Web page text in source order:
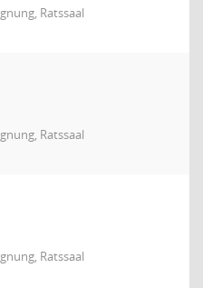
Ratssaal
Ratssaal
Ratssaal